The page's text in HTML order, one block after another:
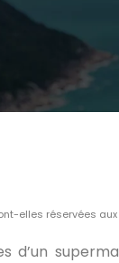
elles réservées
d’un